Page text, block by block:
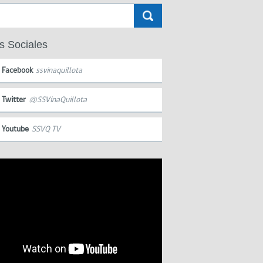
Sociales
Facebook ssvinaquillota
Twitter @SSVinaQuillota
Youtube SSVQ TV